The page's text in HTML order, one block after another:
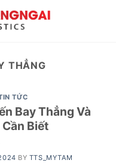
THẲNG
TỨC
Bay Thẳng Và
Biết
BY TTS_MYTAM